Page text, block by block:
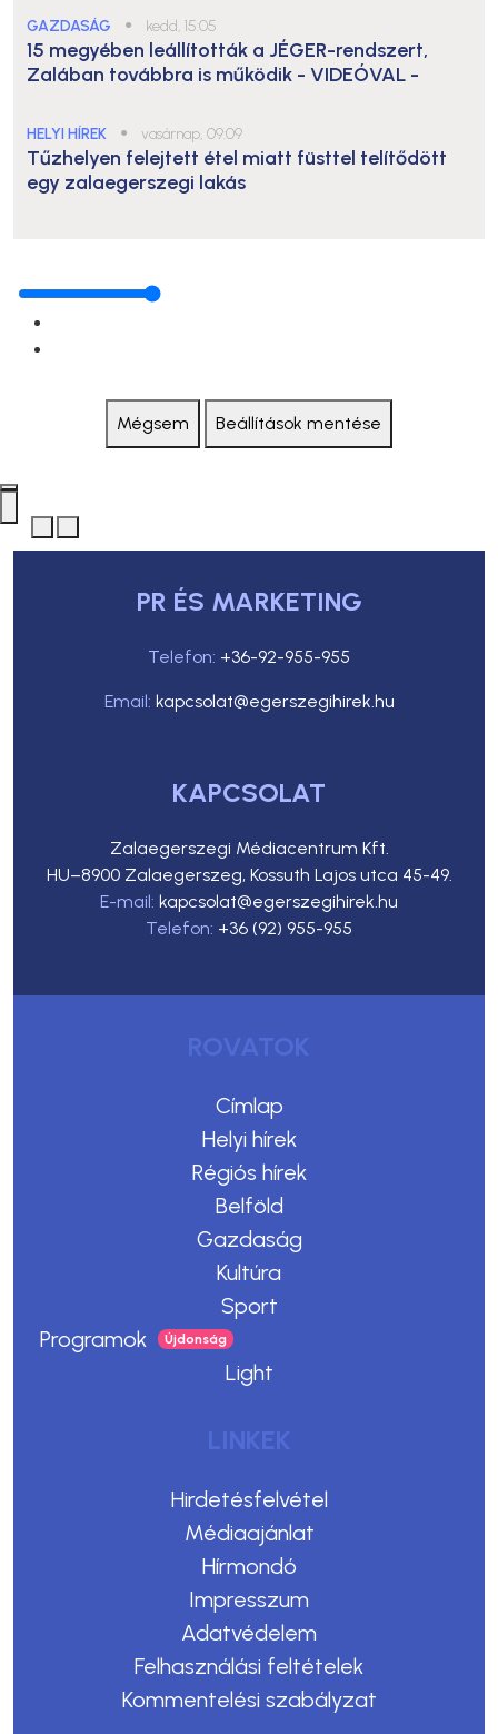
GAZDASÁG ● kedd, 15:05
15 megyében leállították a JÉGER-rendszert,
Zalában továbbra is működik - VIDEÓVAL -
HELYI HÍREK ● vasárnap, 09:09
Tűzhelyen felejtett étel miatt füsttel telítődött
egy zalaegerszegi lakás
Mégsem Beállítások mentése
PR ÉS MARKETING
Telefon: +36-92-955-955
Email: kapcsolat@egerszegihirek.hu
KAPCSOLAT
Zalaegerszegi Médiacentrum Kft.
HU–8900 Zalaegerszeg, Kossuth Lajos utca 45-49.
E-mail: kapcsolat@egerszegihirek.hu
Telefon: +36 (92) 955-955
ROVATOK
Címlap
Helyi hírek
Régiós hírek
Belföld
Gazdaság
Kultúra
Sport
Programok
Light
LINKEK
Hirdetésfelvétel
Médiaajánlat
Hírmondó
Impresszum
Adatvédelem
Felhasználási feltételek
Kommentelési szabályzat